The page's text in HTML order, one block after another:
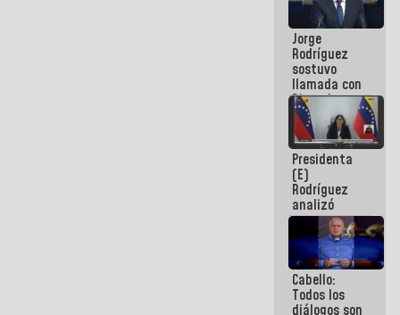
Venezuela"
a servidores
públicos
Jorge
Rodríguez
sostuvo
llamada con
Dinorah
Figuera y
acuerdan
primer
encuentro
presencial
para el
diálogo
Presidenta
(E)
Rodríguez
analizó
junto a
gobernadores
planes de
recuperación
del Sistema
Eléctrico
Cabello:
Todos los
diálogos son